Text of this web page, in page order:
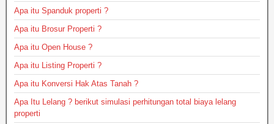
Apa itu Spanduk properti ?
Apa itu Brosur Properti ?
Apa itu Open House ?
Apa itu Listing Properti ?
Apa itu Konversi Hak Atas Tanah ?
Apa Itu Lelang ? berikut simulasi perhitungan total biaya lelang
properti